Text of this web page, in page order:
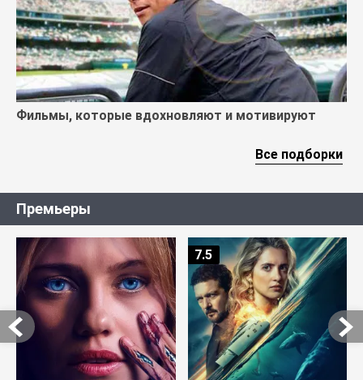
Фильмы, которые вдохновляют и мотивируют
Все подборки
Премьеры
7.5